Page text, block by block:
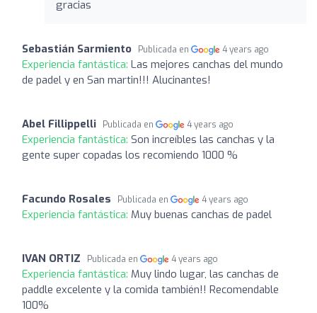
gracias
Sebastián Sarmiento Publicada en 4 years ago
Experiencia fantástica: Las mejores canchas del mundo
de padel y en San martin!!! Alucinantes!
Abel Fillippelli Publicada en 4 years ago
Experiencia fantástica: Son increíbles las canchas y la
gente super copadas los recomiendo 1000 %
Facundo Rosales Publicada en 4 years ago
Experiencia fantástica: Muy buenas canchas de padel
IVAN ORTIZ Publicada en 4 years ago
Experiencia fantástica: Muy lindo lugar, las canchas de
paddle excelente y la comida también!! Recomendable
100%